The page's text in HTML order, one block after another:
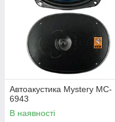
Автоакустика Mystery MC-
6943
В наявності